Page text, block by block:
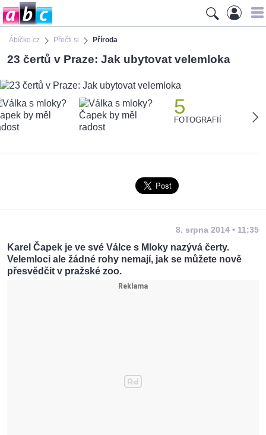
Ábíčko.cz Přečti si Příroda
23 čertů v Praze: Jak ubytovat velemloka
5
FOTOGRAFIÍ
8. srpna 2014 • 11:35
Karel Čapek je ve své Válce s Mloky nazývá čerty.
Velemloci ale žádné rohy nemají, jak se můžete nově
přesvědčit v pražské zoo.